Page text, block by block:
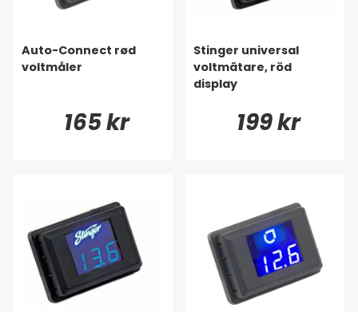
Auto-Connect rød
voltmåler
165 kr
Stinger universal
voltmätare, röd
display
199 kr